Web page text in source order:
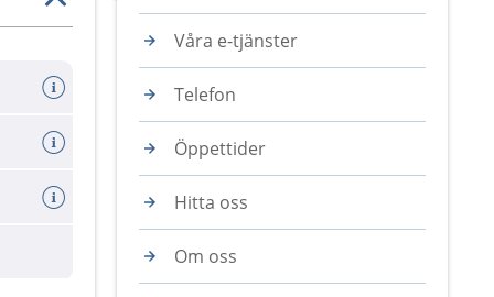
Våra e-tjänster
Telefon
Öppettider
Hitta oss
Om oss